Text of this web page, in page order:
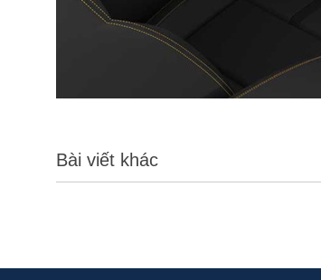
Bài viết khác